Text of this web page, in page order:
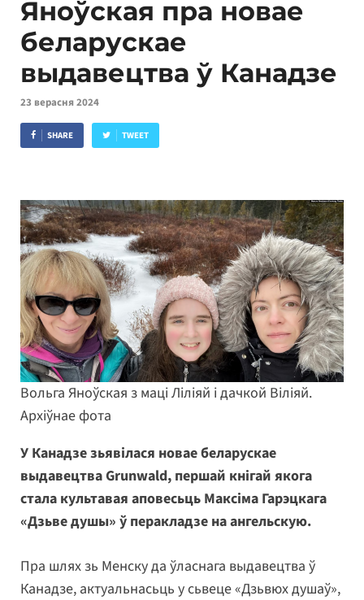
Яноўская пра новае
беларускае
выдавецтва ў Канадзе
23 верасня 2024
SHARE TWEET
Вольга Яноўская з маці Ліліяй і дачкой Віліяй.
Архіўнае фота
У Канадзе зьявілася новае беларускае
выдавецтва Grunwald, першай кнігай якога
стала культавая аповесьць Максіма Гарэцкага
«Дзьве душы» ў перакладзе на ангельскую.
Пра шлях зь Менску да ўласнага выдавецтва ў
Канадзе, актуальнасьць у сьвеце «Дзьвюх душаў»,